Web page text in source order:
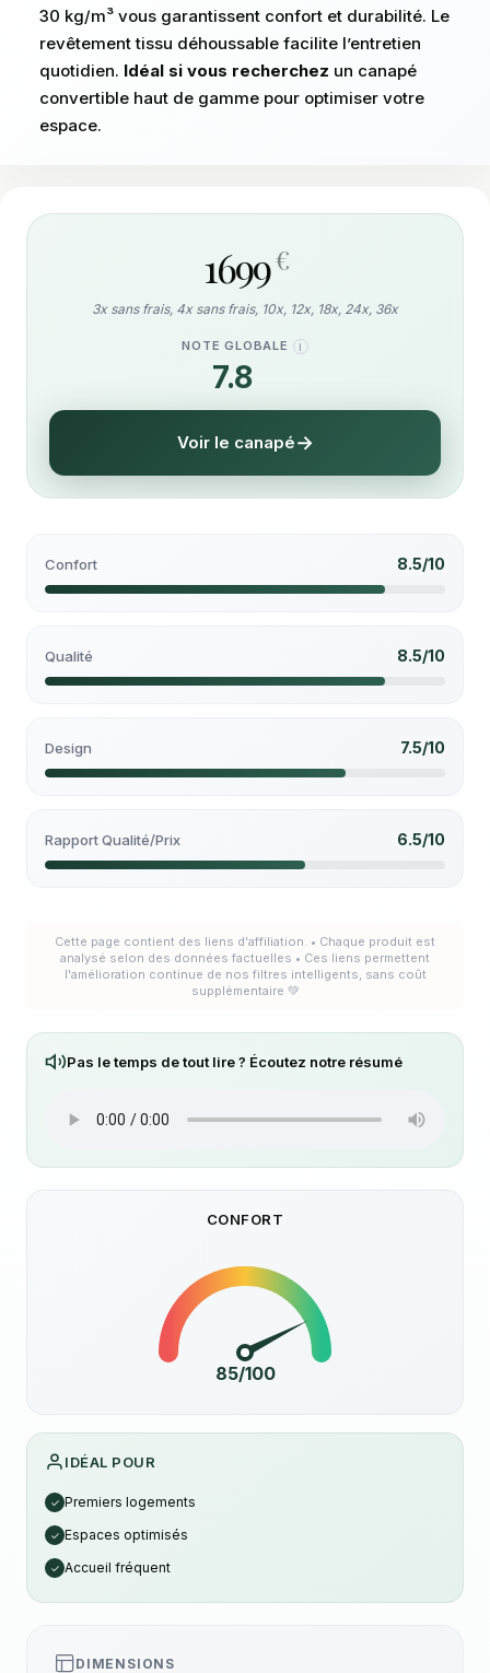
30 kg/m³ vous garantissent confort et durabilité. Le
revêtement tissu déhoussable facilite l’entretien
quotidien. Idéal si vous recherchez un canapé
convertible haut de gamme pour optimiser votre
espace.
1699€
3x sans frais, 4x sans frais, 10x, 12x, 18x, 24x, 36x
NOTE GLOBALE I
7.8/10
Voir le canapé
Confort 8.5/10
Qualité 8.5/10
Design 7.5/10
Rapport Qualité/Prix 6.5/10
Cette page contient des liens d'affiliation. • Chaque produit est
analysé selon des données factuelles • Ces liens permettent
l'amélioration continue de nos filtres intelligents, sans coût
supplémentaire 💚
Pas le temps de tout lire ? Écoutez notre résumé
CONFORT
85/100
IDÉAL POUR
✓ Premiers logements
✓ Espaces optimisés
✓ Accueil fréquent
DIMENSIONS